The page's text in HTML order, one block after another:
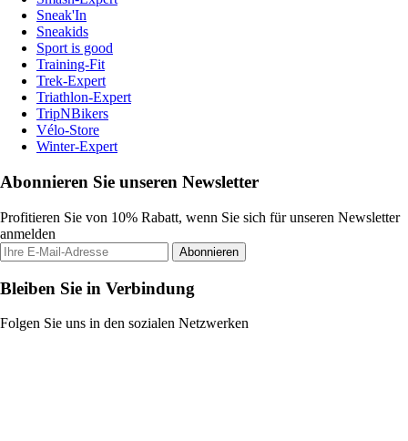
Sneak'In
Sneakids
Sport is good
Training-Fit
Trek-Expert
Triathlon-Expert
TripNBikers
Vélo-Store
Winter-Expert
Abonnieren Sie unseren Newsletter
Profitieren Sie von 10% Rabatt, wenn Sie sich für unseren Newsletter
anmelden
Abonnieren
Bleiben Sie in Verbindung
Folgen Sie uns in den sozialen Netzwerken